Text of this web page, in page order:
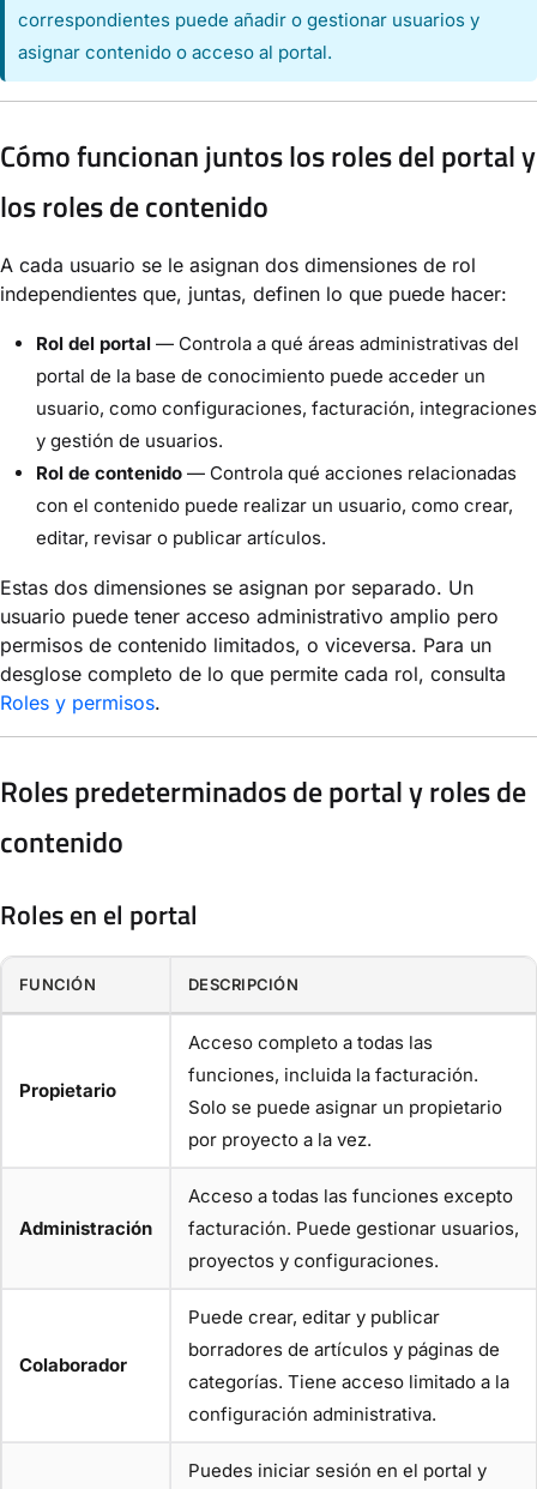
correspondientes puede añadir o gestionar usuarios y
asignar contenido o acceso al portal.
Cómo funcionan juntos los roles del portal y
los roles de contenido
A cada usuario se le asignan dos dimensiones de rol
independientes que, juntas, definen lo que puede hacer:
Rol del portal — Controla a qué áreas administrativas del
portal de la base de conocimiento puede acceder un
usuario, como configuraciones, facturación, integraciones
y gestión de usuarios.
Rol de contenido — Controla qué acciones relacionadas
con el contenido puede realizar un usuario, como crear,
editar, revisar o publicar artículos.
Estas dos dimensiones se asignan por separado. Un
usuario puede tener acceso administrativo amplio pero
permisos de contenido limitados, o viceversa. Para un
desglose completo de lo que permite cada rol, consulta
Roles y permisos.
Roles predeterminados de portal y roles de
contenido
Roles en el portal
FUNCIÓN DESCRIPCIÓN
Propietario
Acceso completo a todas las
funciones, incluida la facturación.
Solo se puede asignar un propietario
por proyecto a la vez.
Administración
Acceso a todas las funciones excepto
facturación. Puede gestionar usuarios,
proyectos y configuraciones.
Colaborador
Puede crear, editar y publicar
borradores de artículos y páginas de
categorías. Tiene acceso limitado a la
configuración administrativa.
Puedes iniciar sesión en el portal y